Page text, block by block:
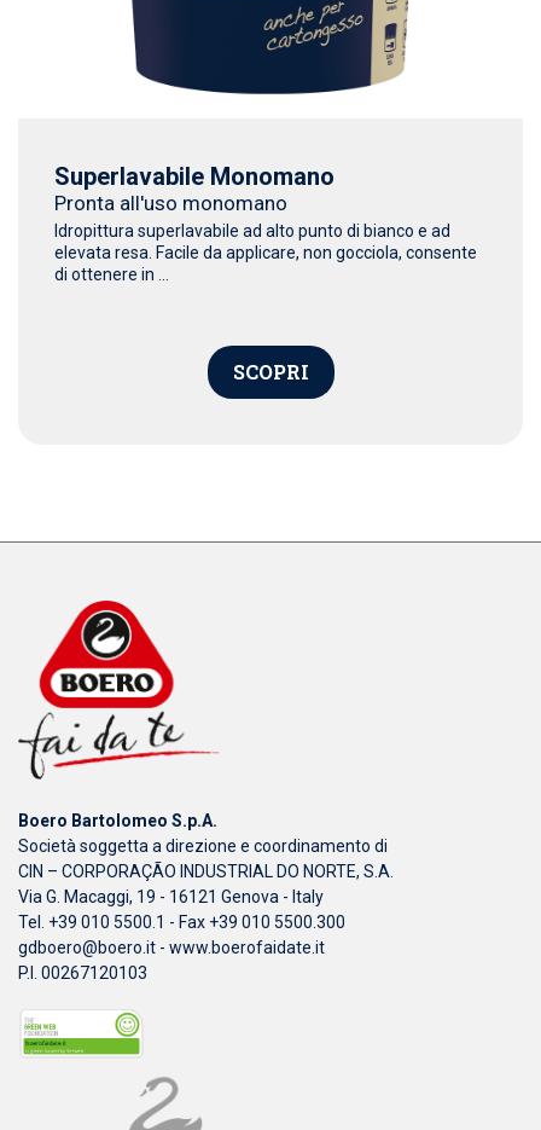
Superlavabile Monomano
Pronta all'uso monomano
Idropittura superlavabile ad alto punto di bianco e ad
elevata resa. Facile da applicare, non gocciola, consente
di ottenere in ...
SCOPRI
Boero Bartolomeo S.p.A.
Società soggetta a direzione e coordinamento di
CIN – CORPORAÇÃO INDUSTRIAL DO NORTE, S.A.
Via G. Macaggi, 19 - 16121 Genova - Italy
Tel. +39 010 5500.1 - Fax +39 010 5500.300
gdboero@boero.it - www.boerofaidate.it
P.I. 00267120103